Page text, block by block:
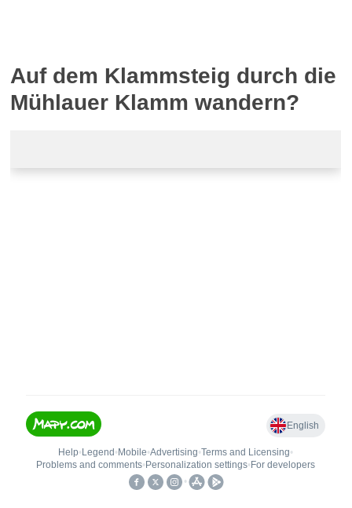
Auf dem Klammsteig durch die
Mühlauer Klamm wandern?